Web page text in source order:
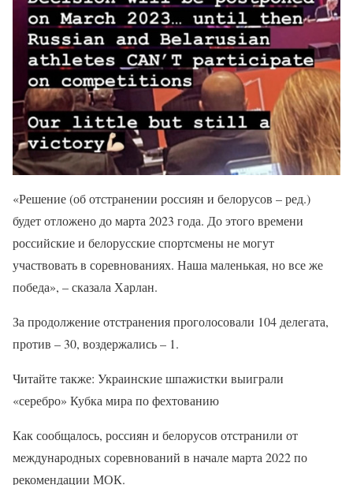
«Решение (об отстранении россиян и белорусов – ред.)
будет отложено до марта 2023 года. До этого времени
российские и белорусские спортсмены не могут
участвовать в соревнованиях. Наша маленькая, но все же
победа», – сказала Харлан.
За продолжение отстранения проголосовали 104 делегата,
против – 30, воздержались – 1.
Читайте также: Украинские шпажистки выиграли
«серебро» Кубка мира по фехтованию
Как сообщалось, россиян и белорусов отстранили от
международных соревнований в начале марта 2022 по
рекомендации МОК.